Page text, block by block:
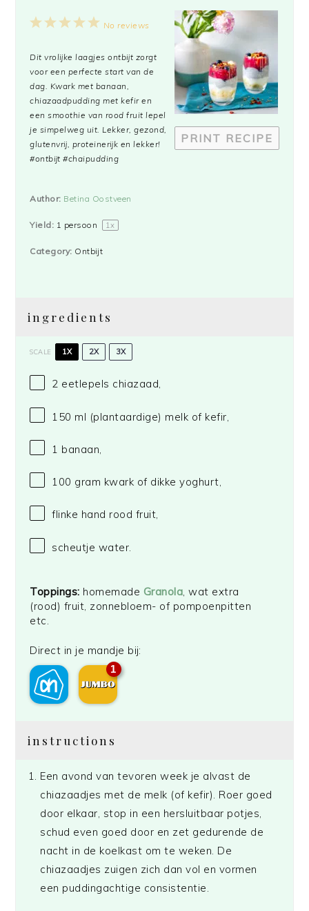
PRINT RECIPE
5
4
3
2
1
No reviews
Dit vrolijke laagjes ontbijt zorgt
voor een perfecte start van de
dag. Kwark met banaan,
chiazaadpudding met kefir en
een smoothie van rood fruit lepel
je simpelweg uit. Lekker, gezond,
glutenvrij, proteinerijk en lekker!
#ontbijt #chaipudding
Author: Betina Oostveen
Yield: 1 persoon 1x
Category: Ontbijt
ingredients
SCALE 1X 2X 3X
2 eetlepels chiazaad,
150 ml (plantaardige) melk of kefir,
1 banaan,
100 gram kwark of dikke yoghurt,
flinke hand rood fruit,
scheutje water.
Toppings: homemade Granola , wat extra
(rood) fruit, zonnebloem- of pompoenpitten
etc.
Direct in je mandje bij:
1
instructions
Een avond van tevoren week je alvast de
chiazaadjes met de melk (of kefir). Roer goed
door elkaar, stop in een hersluitbaar potjes,
schud even goed door en zet gedurende de
nacht in de koelkast om te weken. De
chiazaadjes zuigen zich dan vol en vormen
een puddingachtige consistentie.